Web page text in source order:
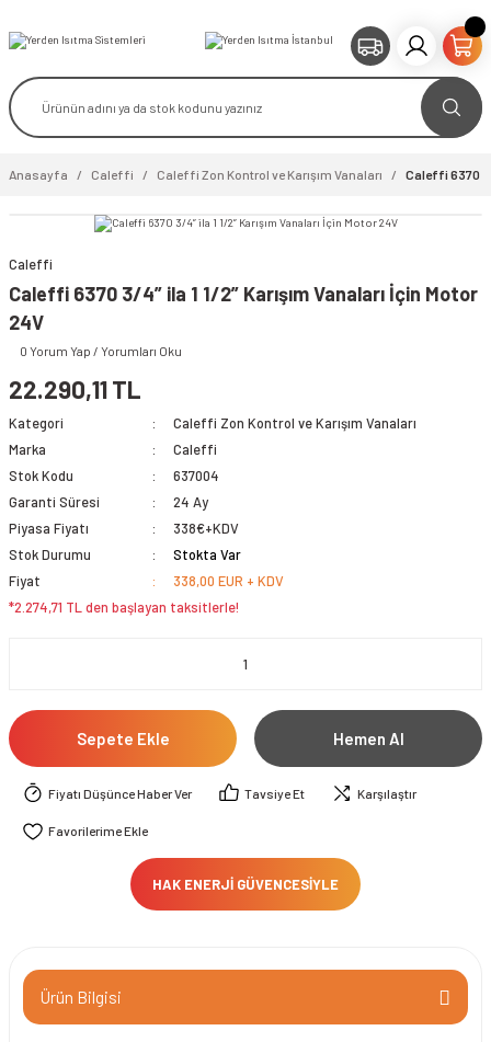
Anasayfa Caleffi Caleffi Zon Kontrol ve Karışım Vanaları Caleffi 6370 3/
Caleffi
Caleffi 6370 3/4” ila 1 1/2” Karışım Vanaları İçin Motor
24V
0 Yorum Yap / Yorumları Oku
22.290,11 TL
Kategori
Caleffi Zon Kontrol ve Karışım Vanaları
Marka
Caleffi
Stok Kodu
637004
Garanti Süresi
24 Ay
Piyasa Fiyatı
338€+KDV
Stok Durumu
Stokta Var
Fiyat
338,00 EUR + KDV
*2.274,71 TL den başlayan taksitlerle!
Sepete Ekle Hemen Al
Fiyatı Düşünce Haber Ver Tavsiye Et Karşılaştır
HAK ENERJİ GÜVENCESİYLE
Ürün Bilgisi